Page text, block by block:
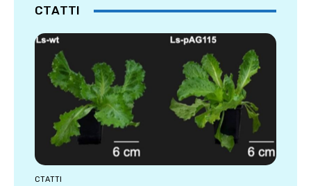
СТАТТІ
СТАТТІ